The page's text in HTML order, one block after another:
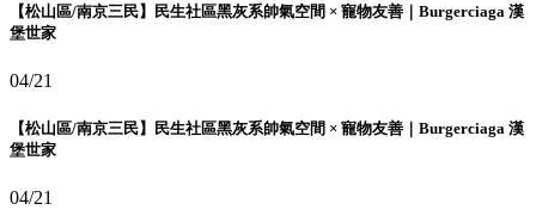
【松山區/南京三民】民生社區黑灰系帥氣空間 × 寵物友善｜Burgerciaga 漢
堡世家
04/21
【松山區/南京三民】民生社區黑灰系帥氣空間 × 寵物友善｜Burgerciaga 漢
堡世家
04/21